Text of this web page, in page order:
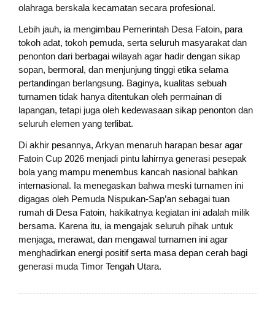
olahraga berskala kecamatan secara profesional.
Lebih jauh, ia mengimbau Pemerintah Desa Fatoin, para
tokoh adat, tokoh pemuda, serta seluruh masyarakat dan
penonton dari berbagai wilayah agar hadir dengan sikap
sopan, bermoral, dan menjunjung tinggi etika selama
pertandingan berlangsung. Baginya, kualitas sebuah
turnamen tidak hanya ditentukan oleh permainan di
lapangan, tetapi juga oleh kedewasaan sikap penonton dan
seluruh elemen yang terlibat.
Di akhir pesannya, Arkyan menaruh harapan besar agar
Fatoin Cup 2026 menjadi pintu lahirnya generasi pesepak
bola yang mampu menembus kancah nasional bahkan
internasional. Ia menegaskan bahwa meski turnamen ini
digagas oleh Pemuda Nispukan-Sap’an sebagai tuan
rumah di Desa Fatoin, hakikatnya kegiatan ini adalah milik
bersama. Karena itu, ia mengajak seluruh pihak untuk
menjaga, merawat, dan mengawal turnamen ini agar
menghadirkan energi positif serta masa depan cerah bagi
generasi muda Timor Tengah Utara.